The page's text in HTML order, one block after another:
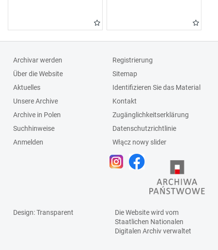
Archivar werden
Über die Website
Aktuelles
Unsere Archive
Archive in Polen
Suchhinweise
Anmelden
Registrierung
Sitemap
Identifizieren Sie das Material
Kontakt
Zugänglichkeitserklärung
Datenschutzrichtlinie
Włącz nowy slider
Design: Transparent
Die Website wird vom
Staatlichen Nationalen
Digitalen Archivverwaltet